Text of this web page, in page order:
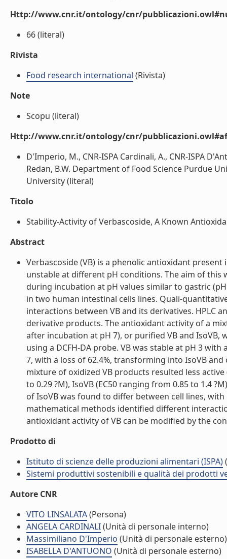
Http://www.cnr.it/ontology/cnr/
66 (literal)
Rivista
Food research international (Rivista)
Note
Scopu (literal)
Http://www.cnr.it/ontology/cnr/
D'Imperio, M., CNR-ISPA Cardinali, A., CNR-ISPA
Redan, B.W. Department of Food Science Purdue
University (literal)
Titolo
Stability-Activity of Verbascoside, A Known
Abstract
Verbascoside (VB) is a phenolic antioxidant
unstable at different pH conditions. The aim of
during incubation at pH values similar to gastric
in two human intestinal cells lines. Quali-
interactions between VB and its derivatives. HPLC
derivative products. The antioxidant activity of a
after incubation at pH 7), or purified VB and IsoVB,
using a DCFH-DA probe. VB was stable at pH 3
7, with a loss of 62.4%, transforming into IsoVB
mixture of oxidized VB products resulted less
to 0.29 ?M), IsoVB (EC50 ranging from 0.85 to 1.4
of IsoVB was found to differ between cell lines,
mathematical methods identified different
antioxidant activity of VB can be modified by the
Prodotto di
Istituto di scienze delle produzioni alimentari (ISPA)
Sistemi produttivi sostenibili e qualità dei prodotti
Autore CNR
VITO LINSALATA(Persona)
ANGELA CARDINALI(Unità di personale interno)
Massimiliano D'Imperio (Unità di personale esterno)
ISABELLA D'ANTUONO (Unità di personale esterno)